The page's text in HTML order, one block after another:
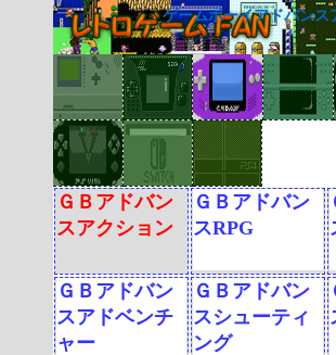
ゲームボーイアドバンス
ＧＢアドバン
スアクション
ＧＢアドバン
スRPG
ＧＢアドバン
スアドベンチ
ャー
ＧＢアドバン
スシューティ
ング